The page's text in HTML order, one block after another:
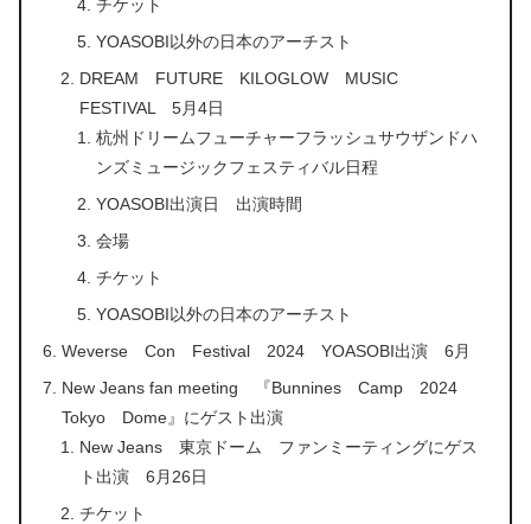
チケット
YOASOBI以外の日本のアーチスト
DREAM FUTURE KILOGLOW MUSIC
FESTIVAL 5月4日
杭州ドリームフューチャーフラッシュサウザンドハ
ンズミュージックフェスティバル日程
YOASOBI出演日 出演時間
会場
チケット
YOASOBI以外の日本のアーチスト
Weverse Con Festival 2024 YOASOBI出演 6月
New Jeans fan meeting 『Bunnines Camp 2024
Tokyo Dome』にゲスト出演
New Jeans 東京ドーム ファンミーティングにゲス
ト出演 6月26日
チケット